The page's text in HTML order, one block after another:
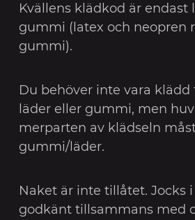
Kvällens klädkod är endast
gummi (latex och neopren
gummi).
Du behöver inte vara
läder eller gummi, men
merparten av klädseln
gummi/läder.
Naket är inte tillåtet. Jocks
godkänt tillsammans med